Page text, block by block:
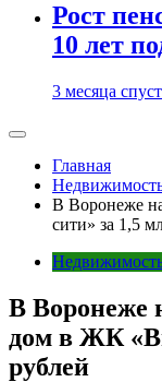
Рост
10 лет
3 месяца
Главная
В Воронеже
сити» за 1,5
В Воронеже
дом в ЖК
рублей